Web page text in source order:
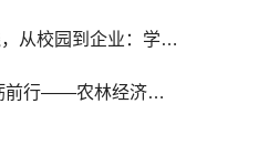
从理论到实践，从校园到企业：学院师生党支部联合开展企业走访学习活动
铭记历史 砥砺前行——农林经济管理本科生党支部开展国家公祭日主题教育活动